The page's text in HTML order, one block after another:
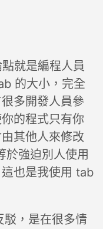
就是編程人員
的大小，完全
多開發人員參
的程式只有你
其他人來修改
於強迫別人使用
也是我使用 tab
，是在很多情